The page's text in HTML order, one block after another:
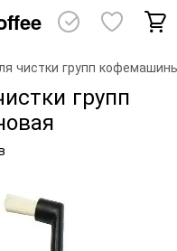
чистки групп
групп